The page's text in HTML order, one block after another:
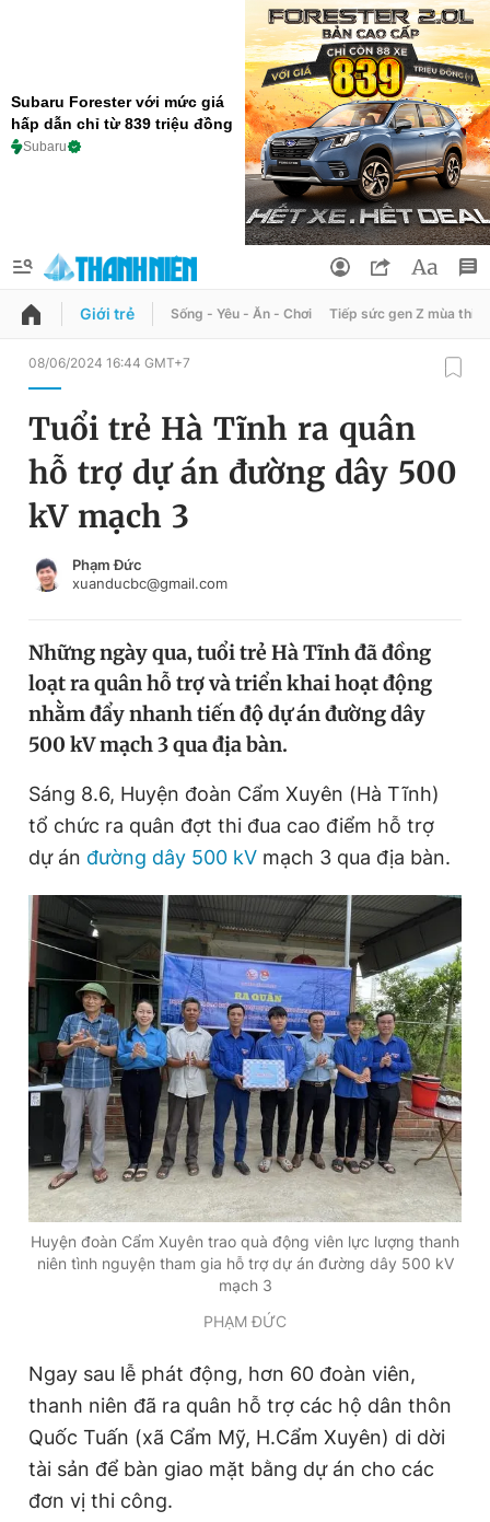
Subaru Forester với mức giá
hấp dẫn chỉ từ 839 triệu đồng
Subaru
QUẢNG CÁO
Chuyên mục
Chuyên mục khác
Chào ngày mới
Video Magazine
Tiện ích Bạn cần biết
Thông tin tòa soạn Liên hệ quảng cáo
Đọc Thanh Niên trên điện thoại
Theo dõi báo trên
Hotline
0906 645 777
Liên hệ quảng cáo
0908 780 404
RSS
Tổng biên tập: Nguyễn Ngọc Toàn
Phó tổng biên tập thường trực: Hải Thành
Phó tổng biên tập: Lâm Hiếu Dũng
Phó tổng biên tập: Trần Việt Hưng
Tổng thư ký tòa soạn: Đức Trung
Giấy phép xuất bản số 110/GP - BTTTT cấp ngày 24.3.2020
© 2003-2026 Bản quyền thuộc về Báo Thanh Niên. Cấm sao
Đổi mật khẩu
Tin đã lưu
Tin đã xem
Giới trẻ Sống - Yêu - Ăn - Chơi Tiếp sức gen Z mùa thi
08/06/2024 16:44 GMT+7
Tuổi trẻ Hà Tĩnh ra quân
hỗ trợ dự án đường dây 500
kV mạch 3
Phạm Đức
xuanducbc@gmail.com
Những ngày qua, tuổi trẻ Hà Tĩnh đã đồng
loạt ra quân hỗ trợ và triển khai hoạt động
nhằm đẩy nhanh tiến độ dự án đường dây
500 kV mạch 3 qua địa bàn.
Sáng 8.6, Huyện đoàn Cẩm Xuyên (Hà Tĩnh)
tổ chức ra quân đợt thi đua cao điểm hỗ trợ
dự án đường dây 500 kV mạch 3 qua địa bàn.
Huyện đoàn Cẩm Xuyên trao quà động viên lực lượng thanh
niên tình nguyện tham gia hỗ trợ dự án đường dây 500 kV
mạch 3
PHẠM ĐỨC
Ngay sau lễ phát động, hơn 60 đoàn viên,
thanh niên đã ra quân hỗ trợ các hộ dân thôn
Quốc Tuấn (xã Cẩm Mỹ, H.Cẩm Xuyên) di dời
tài sản để bàn giao mặt bằng dự án cho các
đơn vị thi công.